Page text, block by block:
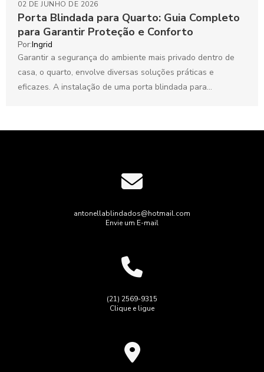
Porta Blindada para Quarto: Guia Completo
para Garantir Proteção e Conforto
02 DE JUNHO DE 2026
Por:Ingrid
Garantir a segurança do ambiente mais privado dentro de
casa, o quarto, envolve diversas soluções práticas e
eficazes. A instalação de uma porta blindada para...
antonellablindados@hotmail.com
Envie um E-mail
(21) 2569-9315
Clique e ligue